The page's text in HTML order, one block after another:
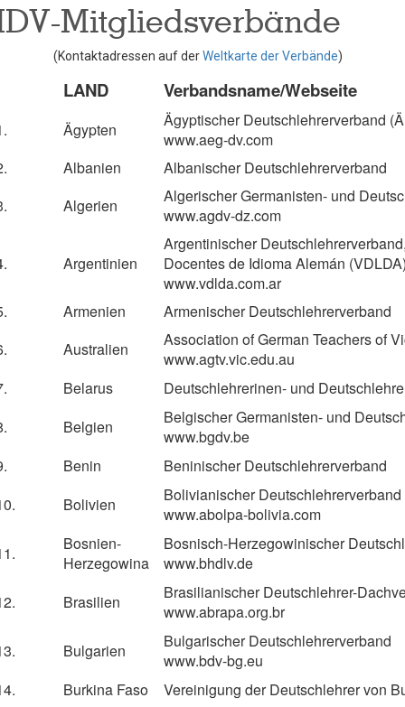
Mitgliedsverbände
(Kontaktadressen auf derWeltkarte der Verbände)
LAND Verbandsname/Webseite
Ägypten
Ägyptischer Deutschlehrerverband
www.aeg-dv.com
Albanien
Albanischer Deutschlehrerverband
Algerien
Algerischer Germanisten- und
www.agdv-dz.com
Argentinien
Argentinischer
Docentes de Idioma Alemán
www.vdlda.com.ar
Armenien
Armenischer Deutschlehrerverband
Australien
Association of German Teachers of
www.agtv.vic.edu.au
Belarus
Deutschlehrerinen- und
Belgien
Belgischer Germanisten- und
www.bgdv.be
Benin
Beninischer Deutschlehrerverband
Bolivien
Bolivianischer
www.abolpa-bolivia.com
Bosnien-
Herzegowina
Bosnisch-Herzegowinischer
www.bhdlv.de
Brasilien
Brasilianischer Deutschlehrer-
www.abrapa.org.br
Bulgarien
Bulgarischer Deutschlehrerverband
www.bdv-bg.eu
Burkina Faso
Vereinigung der Deutschlehrer von